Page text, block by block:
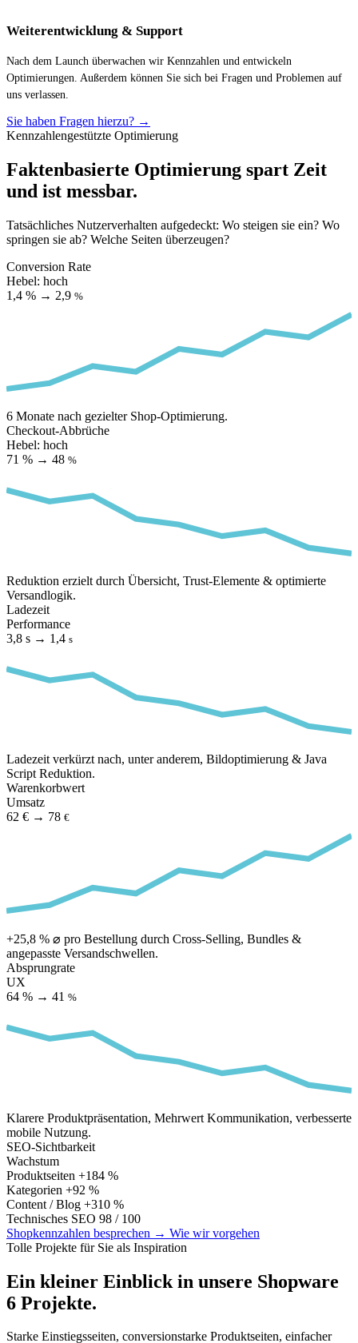
Weiterentwicklung & Support
Nach dem Launch überwachen wir Kennzahlen und entwickeln
Optimierungen. Außerdem können Sie sich bei Fragen und Problemen auf
uns verlassen.
Sie haben Fragen hierzu? →
Kennzahlengestützte Optimierung
Faktenbasierte Optimierung spart Zeit
und ist messbar.
Tatsächliches Nutzerverhalten aufgedeckt: Wo steigen sie ein? Wo
springen sie ab? Welche Seiten überzeugen?
Conversion Rate
Hebel: hoch
1,4 % → 2,9 %
6 Monate nach gezielter Shop-Optimierung.
Checkout-Abbrüche
Hebel: hoch
71 % → 48 %
Reduktion erzielt durch Übersicht, Trust-Elemente & optimierte
Versandlogik.
Ladezeit
Performance
3,8 s → 1,4 s
Ladezeit verkürzt nach, unter anderem, Bildoptimierung & Java
Script Reduktion.
Warenkorbwert
Umsatz
62 € → 78 €
+25,8 % ⌀ pro Bestellung durch Cross-Selling, Bundles &
angepasste Versandschwellen.
Absprungrate
UX
64 % → 41 %
Klarere Produktpräsentation, Mehrwert Kommunikation, verbesserte
mobile Nutzung.
SEO-Sichtbarkeit
Wachstum
Produktseiten +184 %
Kategorien +92 %
Content / Blog +310 %
Technisches SEO 98 / 100
Shopkennzahlen besprechen → Wie wir vorgehen
Tolle Projekte für Sie als Inspiration
Ein kleiner Einblick in unsere Shopware
6 Projekte.
Starke Einstiegsseiten, conversionstarke Produktseiten, einfacher